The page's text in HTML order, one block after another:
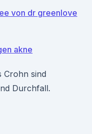
von dr greenlove
akne
Crohn sind
Durchfall.